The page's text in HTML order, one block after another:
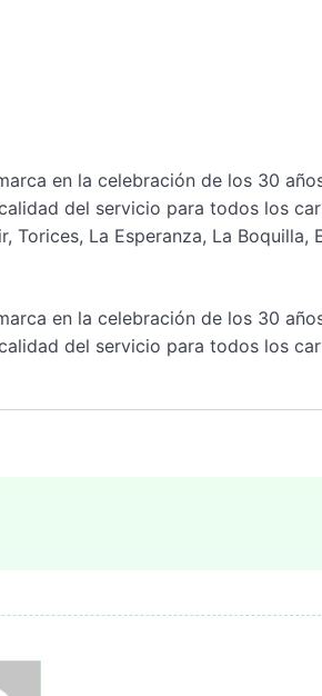
en la celebración de los 30
del servicio para todos los
Torices, La Esperanza, La Boquilla,
en la celebración de los 30
del servicio para todos los